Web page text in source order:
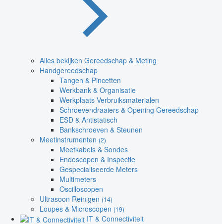
Alles bekijken Gereedschap & Meting
Handgereedschap
Tangen & Pincetten
Werkbank & Organisatie
Werkplaats Verbruiksmaterialen
Schroevendraaiers & Opening Gereedschap
ESD & Antistatisch
Bankschroeven & Steunen
Meetinstrumenten (2)
Meetkabels & Sondes
Endoscopen & Inspectie
Gespecialiseerde Meters
Multimeters
Oscilloscopen
Ultrasoon Reinigen (14)
Loupes & Microscopen (19)
IT & Connectiviteit